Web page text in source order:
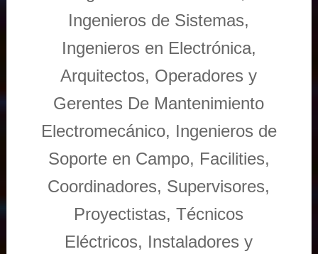
Ingenieros de Sistemas,
Ingenieros en Electrónica,
Arquitectos, Operadores y
Gerentes De Mantenimiento
Electromecánico, Ingenieros de
Soporte en Campo, Facilities,
Coordinadores, Supervisores,
Proyectistas, Técnicos
Eléctricos, Instaladores y